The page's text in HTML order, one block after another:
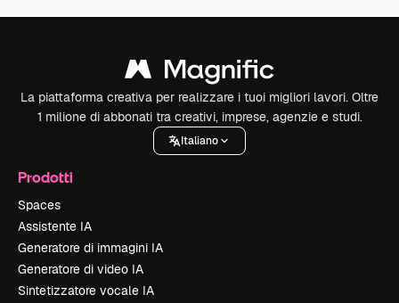
La piattaforma creativa per realizzare i tuoi migliori lavori. Oltre
1 milione di abbonati tra creativi, imprese, agenzie e studi.
Italiano
Prodotti
Spaces
Assistente IA
Generatore di immagini IA
Generatore di video IA
Sintetizzatore vocale IA